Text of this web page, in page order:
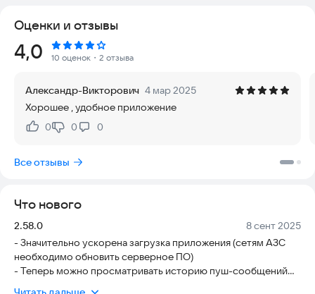
- регистрировать нового пользователя сети АЗС в
приложении;
- создавать виртуальные карты сети АЗС в приложении;
- использовать QR-код в приложении вместо физической
- держать все ваши бонусные, дисконтные и топливные
карты сети АЗС Женева в мобильном телефоне;
- копить баллы и покупать топливо со скидками;
- получать актуальную информацию об акциях на АЗС и
- просмотреть историю покупок;
- обратная связь с сетью АЗС и оценка качества
предоставляемых услуг.
Поделитесь с нами своими идеями и пожеланиями, написав
на адрес электронной почтыazsgeneva@gmail.com
позвонив по телефону +7-922-710-0377Вступайте в
Оценки и отзывы
Рейтинг:
4,0 10 оценок ・2 отзыва
Александр-Викторович 4 мар 2025
Хорошее , удобное приложение
Нравится:
0Не нравится:
0 0
Все отзывы
Что нового
Версия:
2.58.0 Дата:
8 сент 2025
- Значительно ускорена загрузка приложения (сетям АЗС
необходимо обновить серверное ПО)
- Теперь можно просматривать историю пуш-сообщений